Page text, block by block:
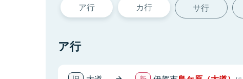
ア行 カ行 サ行
ア行